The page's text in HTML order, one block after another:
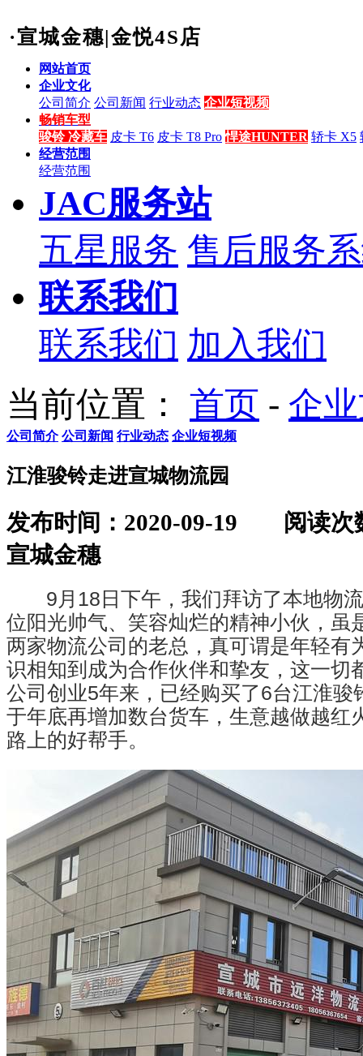
·宣城金穗|金悦4S店
网站首页
企业文化
公司简介 公司新闻 行业动态 企业短视频
畅销车型
骏铃 冷藏车 皮卡 T6 皮卡 T8 Pro 悍途HUNTER 轿卡 X5
经营范围
经营范围
JAC服务站
五星服务 售后服务
联系我们
联系我们 加入我们
当前位置：
首页 - 企
公司简介 公司新闻 行业动态 企业短视频
江淮骏铃走进宣城物流园
发布时间：2020-09-19
阅读次
宣城金穗
9月18日下午，我们拜访了本地物流
位阳光帅气、笑容灿烂的精神小伙，虽
两家物流公司的老总，真可谓是年轻有
识相知到成为合作伙伴和挚友，这一切
公司创业5年来，已经购买了6台江淮骏
于年底再增加数台货车，生意越做越红
路上的好帮手。